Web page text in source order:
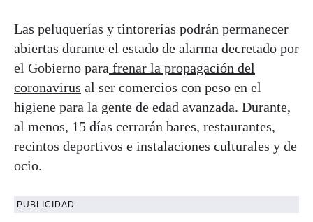
Las peluquerías y tintorerías podrán permanecer
abiertas durante el estado de alarma decretado por
el Gobierno para frenar la propagación del
coronavirus al ser comercios con peso en el
higiene para la gente de edad avanzada. Durante,
al menos, 15 días cerrarán bares, restaurantes,
recintos deportivos e instalaciones culturales y de
ocio.
PUBLICIDAD